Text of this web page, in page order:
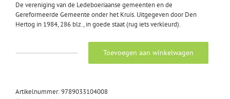
De vereniging van de Ledeboeriaanse gemeenten en de
Gereformeerde Gemeente onder het Kruis. Uitgegeven door Den
Hertog in 1984, 286 blz., in goede staat (rug iets verkleurd).
van
Toevoegen aan winkelwagen
Artikelnummer:9789033104008